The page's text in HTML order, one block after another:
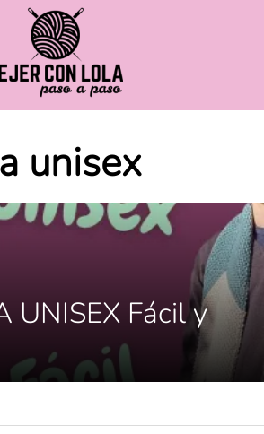
unisex
UNISEX Fácil y